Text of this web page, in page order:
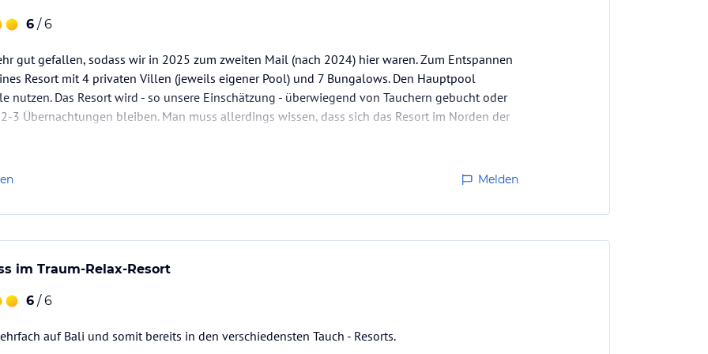
unternehmen
mit den
im großen Rama & Sita-Spa.
im gesamten Resort. Kochkurse unter
mit selbstgebackenem Kuchen und
die verbindlichen Angebotsdetailsdes
6 / 6
gut gefallen, sodass wir in 2025 zum zweiten Mail (nach 2024) hier waren. Zum Entspannen
Resort mit 4 privaten Villen (jeweils eigener Pool) und 7 Bungalows. Den Hauptpool
nutzen. Das Resort wird - so unsere Einschätzung - überwiegend von Tauchern gebucht oder
3 Übernachtungen bleiben. Man muss allerdings wissen, dass sich das Resort im Norden der
Melden
im Traum-Relax-Resort
6 / 6
auf Bali und somit bereits in den verschiedensten Tauch - Resorts.